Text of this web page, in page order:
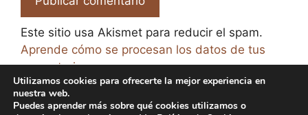
Este sitio usa Akismet para reducir el spam.
Aprende cómo se procesan los datos de tus
comentarios.
Utilizamos cookies para ofrecerte la mejor experiencia en
nuestra web.
Puedes aprender más sobre qué cookies utilizamos o